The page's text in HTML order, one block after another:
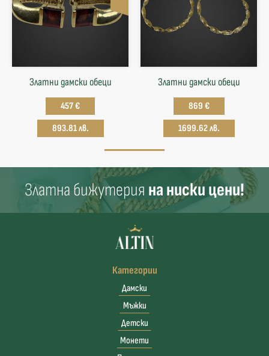
Златни дамски обеци
457 €
893.81 лв.
Златни дамски обеци
869 €
1699.62 лв.
Златна бижутерия на ниски цени!
Категории
Дамски
Мъжки
Детски
Монети